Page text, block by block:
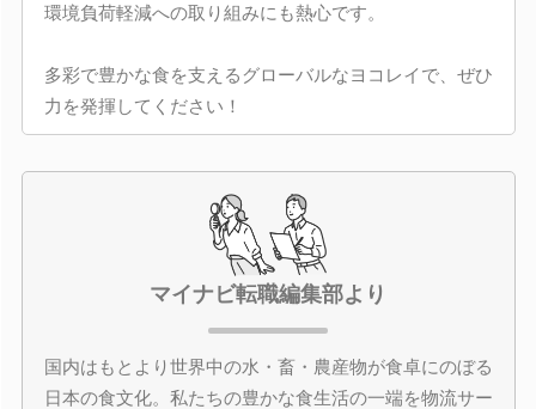
環境負荷軽減への取り組みにも熱心です。
多彩で豊かな食を支えるグローバルなヨコレイで、ぜひ
力を発揮してください！
マイナビ転職編集部より
国内はもとより世界中の水・畜・農産物が食卓にのぼる
日本の食文化。私たちの豊かな食生活の一端を物流サー